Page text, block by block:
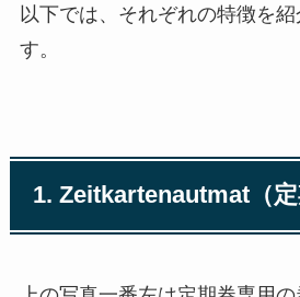
以下では、それぞれの特徴を
す。
1. Zeitkartenautmat（定